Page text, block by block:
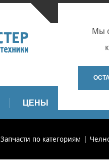
Мы
+7
+7
ЦЕНЫ
Запчасти по категориям